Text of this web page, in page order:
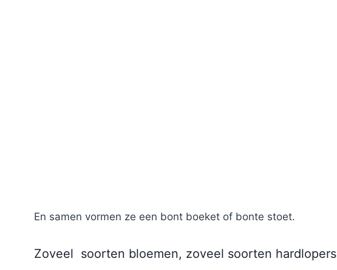
En samen vormen ze een bont boeket of bonte stoet.
Zoveel soorten bloemen, zoveel soorten hardlopers